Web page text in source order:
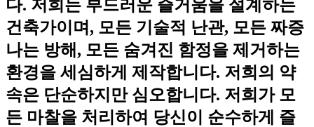
다. 저희는 부드러운 즐거움을 설계하는
건축가이며, 모든 기술적 난관, 모든 짜증
나는 방해, 모든 숨겨진 함정을 제거하는
환경을 세심하게 제작합니다. 저희의 약
속은 단순하지만 심오합니다. 저희가 모
든 마찰을 처리하여 당신이 순수하게 즐